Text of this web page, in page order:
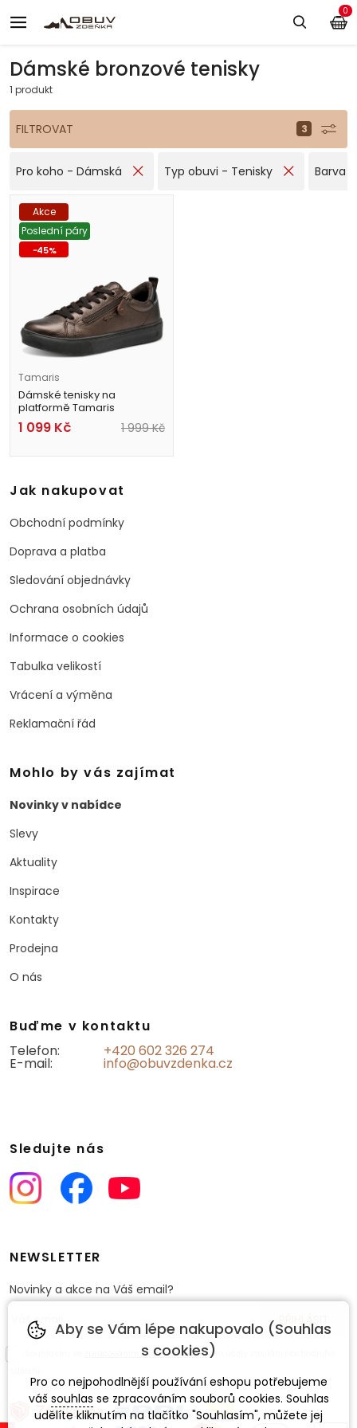
Dámské bronzové tenisky
1 produkt
FILTROVAT
Pro koho - Dámská Typ obuvi - Tenisky Barva
Akce
Poslední páry
-45%
Tamaris
Dámské tenisky na
platformě Tamaris
8-83707-42 955 Bronzové
1 099 Kč 1 999Kč
0
Jak nakupovat
Obchodní podmínky
Doprava a platba
Sledování objednávky
Ochrana osobních údajů
Informace o cookies
Tabulka velikostí
Vrácení a výměna
Reklamační řád
Mohlo by vás zajímat
Novinky v nabídce
Slevy
Aktuality
Inspirace
Kontakty
Prodejna
O nás
Buďme v kontaktu
Telefon:
+420 602 326 274
E-mail: info@obuvzdenka.cz
Sledujte nás
NEWSLETTER
Novinky a akce na Váš email?
zpracováním osobních údajůpro účely zasílání obchodního
Aby se Vám lépe nakupovalo (Souhlas
s cookies)
Pro co nejpohodlnější používání eshopu potřebujeme
váš souhlas se zpracováním souborů cookies. Souhlas
udělíte kliknutím na tlačítko "Souhlasím", můžete jej